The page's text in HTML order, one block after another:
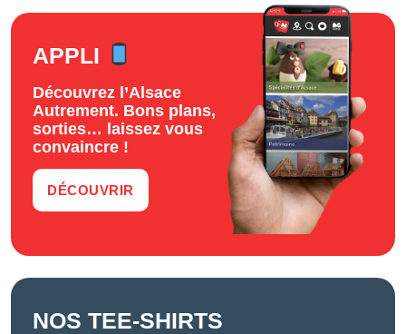
APPLI
Découvrez l’Alsace
Autrement. Bons plans,
sorties… laissez vous
convaincre !
DÉCOUVRIR
NOS TEE-SHIRTS